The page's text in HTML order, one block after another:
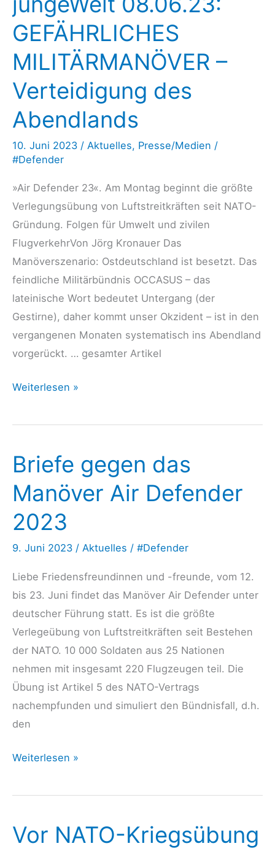
–
Luftwaffenmanöver
der
Superlative
im
Juni
über
Deutschland
GEFÄHRLICHES
MILITÄRMANÖVER –
Verteidigung des
Abendlands
10. Juni 2023 / Aktuelles, Presse/Medien /
#Defender
»Air Defender 23«. Am Montag beginnt die größte
Verlegungsübung von Luftstreitkräften seit NATO-
Gründung. Folgen für Umwelt und zivilen
FlugverkehrVon Jörg Kronauer Das
Manöverszenario: Ostdeutschland ist besetzt. Das
feindliche Militärbündnis ­OCCASUS – das
lateinische Wort bedeutet Untergang (der
Gestirne), daher kommt unser Okzident – ist in den
vergangenen Monaten systematisch ins Abendland
vorgerückt. … gesamter Artikel
jungeWelt
GEFÄHRLICHES
–
des
Abendlands
Weiterlesen »
Briefe gegen das
Manöver Air Defender
2023
9. Juni 2023 / Aktuelles / #Defender
Liebe Friedensfreundinnen und -freunde, vom 12.
bis 23. Juni findet das Manöver Air Defender unter
deutscher Führung statt. Es ist die größte
Verlegeübung von Luftstreitkräften seit Bestehen
der NATO. 10 000 Soldaten aus 25 Nationen
nehmen mit insgesamt 220 Flugzeugen teil. Die
Übung ist Artikel 5 des NATO-Vertrags
nachempfunden und simuliert den Bündnisfall, d.h.
den
Briefe
das
Air
Weiterlesen »
Vor NATO-Kriegsübung